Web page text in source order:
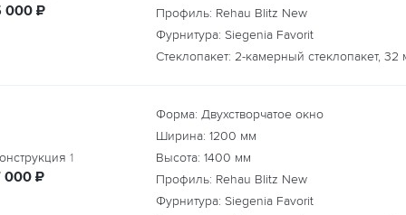
000 руб.
₽
Профиль: Rehau Blitz New
Фурнитура: Siegenia Favorit
Стеклопакет: 2-камерный стеклопакет, 32
1
000 руб.
₽
Форма: Двухстворчатое окно
Ширина: 1200 мм
Высота: 1400 мм
Профиль: Rehau Blitz New
Фурнитура: Siegenia Favorit